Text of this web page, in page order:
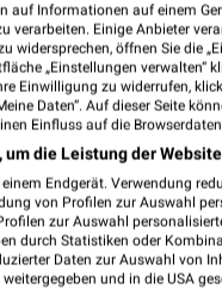
Informationen auf einem
verarbeiten. Einige Anbieter
widersprechen, öffnen Sie die
„Einstellungen verwalten“
Einwilligung zu widerrufen,
Daten“. Auf dieser Seite
Einfluss auf die
die Leistung der
Endgerät. Verwendung
von Profilen zur Auswahl
zur Auswahl
durch Statistiken oder
Daten zur Auswahl von
und in die USA